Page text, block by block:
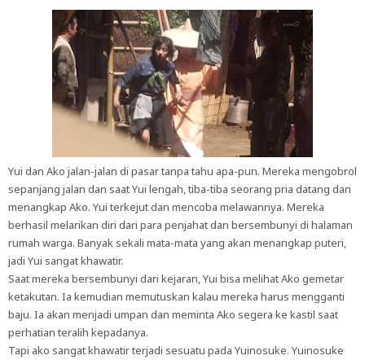
Yui dan Ako jalan-jalan di pasar tanpa tahu apa-pun. Mereka mengobrol
sepanjang jalan dan saat Yui lengah, tiba-tiba seorang pria datang dan
menangkap Ako. Yui terkejut dan mencoba melawannya. Mereka
berhasil melarikan diri dari para penjahat dan bersembunyi di halaman
rumah warga. Banyak sekali mata-mata yang akan menangkap puteri,
jadi Yui sangat khawatir.
Saat mereka bersembunyi dari kejaran, Yui bisa melihat Ako gemetar
ketakutan. Ia kemudian memutuskan kalau mereka harus mengganti
baju. Ia akan menjadi umpan dan meminta Ako segera ke kastil saat
perhatian teralih kepadanya.
Tapi ako sangat khawatir terjadi sesuatu pada Yuinosuke. Yuinosuke